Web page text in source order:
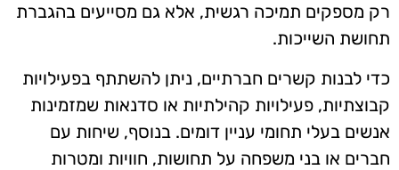
רק מספקים תמיכה רגשית, אלא גם מסייעים בהגברת
תחושת השייכות.
כדי לבנות קשרים חברתיים, ניתן להשתתף בפעילויות
קבוצתיות, פעילויות קהילתיות או סדנאות שמזמינות
אנשים בעלי תחומי עניין דומים. בנוסף, שיחות עם
חברים או בני משפחה על תחושות, חוויות ומטרות